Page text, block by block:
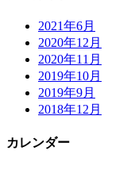
2021年6月
2020年12月
2020年11月
2019年10月
2019年9月
2018年12月
カレンダー